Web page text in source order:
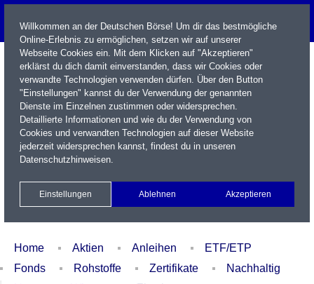
Name / WKN / ISIN / Kürzel
Xetra Realtime
Watchlist Portfolio Login
Home Aktien Anleihen
ETF/ETP
Fonds
Rohstoffe Zertifikate
Nachhaltig
Willkommen an der Deutschen Börse! Um dir das bestmögliche
Online-Erlebnis zu ermöglichen, setzen wir auf unserer
Webseite Cookies ein. Mit dem Klicken auf "Akzeptieren"
erklärst du dich damit einverstanden, dass wir Cookies oder
verwandte Technologien verwenden dürfen. Über den Button
"Einstellungen" kannst du der Verwendung der genannten
Dienste im Einzelnen zustimmen oder widersprechen.
Detaillierte Informationen und wie du der Verwendung von
Cookies und verwandten Technologien auf dieser Website
jederzeit widersprechen kannst, findest du in unseren
Datenschutzhinweisen.
Einstellungen Ablehnen Akzeptieren